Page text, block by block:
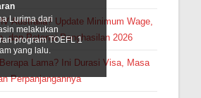
Australia? Update Minimum Wage,
dan Potensi Penghasilan 2026
Lama? Ini Durasi Visa, Masa
Perpanjangannya
Lurima dari
melakukan
program TOEFL 1
yang lalu.